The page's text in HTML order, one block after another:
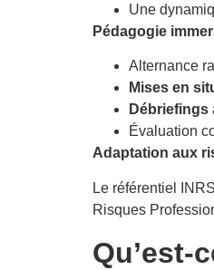
Une
Pédagogie
Alternance
Mises en
Débriefings
Évaluation
Adaptation aux
Le référentiel
Risques
Qu’est-